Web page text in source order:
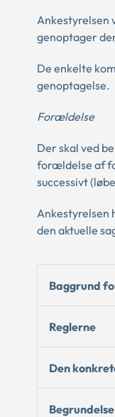
Ankestyrelsen
genoptager
De enkelte
genoptagelse.
Forældelse
Der skal ved
forældelse af
successivt
Ankestyrelsen
den aktuelle
Baggrund
Reglerne
Den